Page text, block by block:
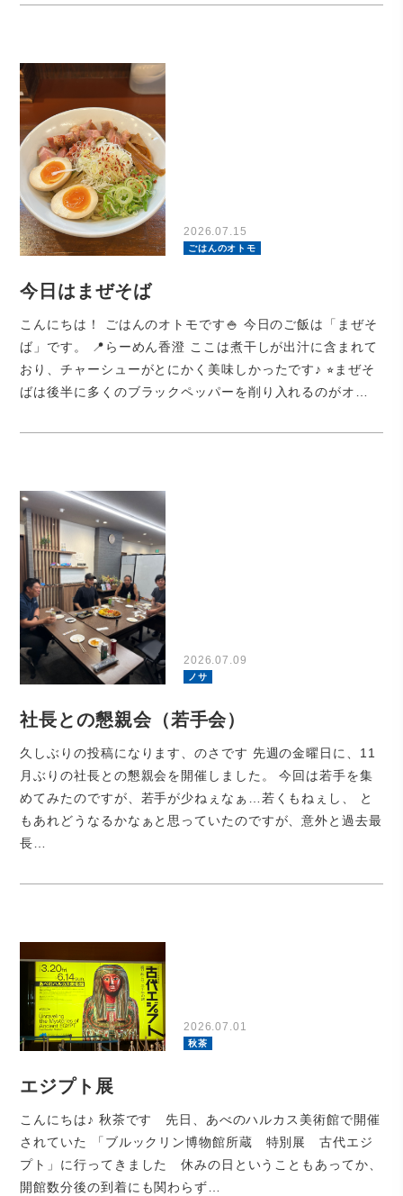
2026.07.15
ごはんのオトモ
今日はまぜそば
こんにちは！ ごはんのオトモです🍚 今日のご飯は「まぜそ
ば」です。 📍らーめん香澄 ここは煮干しが出汁に含まれて
おり、チャーシューがとにかく美味しかったです♪ ⭐︎まぜそ
ばは後半に多くのブラックペッパーを削り入れるのがオ…
2026.07.09
ノサ
社長との懇親会（若手会）
久しぶりの投稿になります、のさです 先週の金曜日に、11
月ぶりの社長との懇親会を開催しました。 今回は若手を集
めてみたのですが、若手が少ねぇなぁ…若くもねぇし、 と
もあれどうなるかなぁと思っていたのですが、意外と過去最
長…
2026.07.01
秋茶
エジプト展
こんにちは♪ 秋茶です 先日、あべのハルカス美術館で開催
されていた 「ブルックリン博物館所蔵 特別展 古代エジ
プト」に行ってきました 休みの日ということもあってか、
開館数分後の到着にも関わらず…